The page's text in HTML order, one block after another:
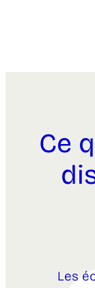
Ce
Les